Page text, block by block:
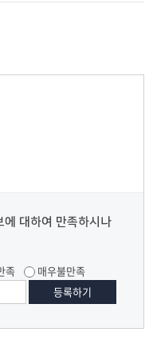
에 대하여 만족하시나
족 매우불만족